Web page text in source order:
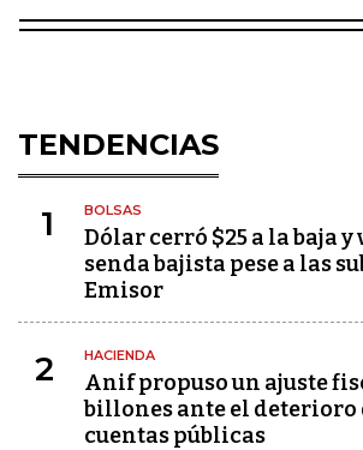
TENDENCIAS
1 BOLSAS
Dólar cerró $25 a la baja y
senda bajista pese a las
Emisor
2 HACIENDA
Anif propuso un ajuste
billones ante el deterioro
cuentas públicas